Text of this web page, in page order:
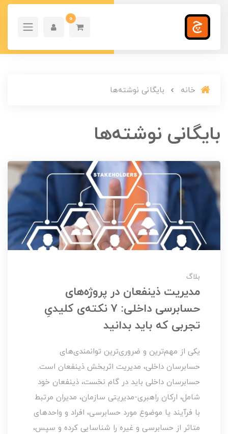
0
خانه بایگانی نوشته‌ها
بایگانی نوشته‌ها
بلاگ
مدیریت ذینفعان در پروژه‌های
حسابرسی داخلی: ۷ نکته‌ی کلیدیِ
تجربی که باید بدانید
یکی از مهم‌ترین و ضروری‌ترین توانمندی‌های
حسابرسان داخلی، مدیریت اثربخش ذینفعان است.
حسابرسان داخلی باید در گام نخست، ذینفعان خود
شامل، ارکان راهبری-مدیریتی سازمان، مدیران مرتبط
با فرآیند یا موضوع مورد حسابرسی، افراد و واحدهای
متاثر از حسابرسی و غیره را شناسایی کرده و سپس،